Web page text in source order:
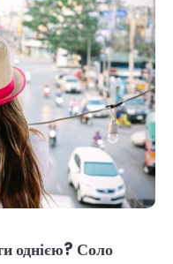
однією? Соло